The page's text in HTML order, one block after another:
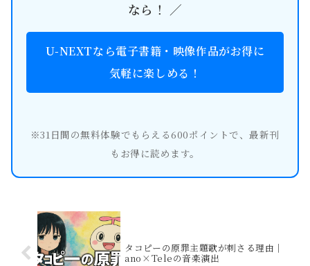
なら！ ／
U-NEXTなら電子書籍・映像作品がお得に
気軽に楽しめる！
※31日間の無料体験でもらえる600ポイントで、最新刊
もお得に読めます。
タコピーの原罪主題歌が刺さる理由｜
ano×Teleの音楽演出